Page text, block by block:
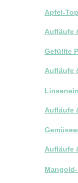
Apfel-
Aufläufe
Gefüllte
Aufläufe
Aufläufe
Aufläufe